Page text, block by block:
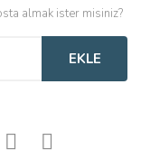
almak ister misiniz?
EKLE